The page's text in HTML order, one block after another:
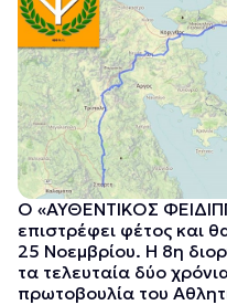
Ο «ΑΥΘΕΝΤΙΚΟΣ
επιστρέφει φέτος και
25 Νοεμβρίου. Η 8η
τα τελευταία δύο
πρωτοβουλία του